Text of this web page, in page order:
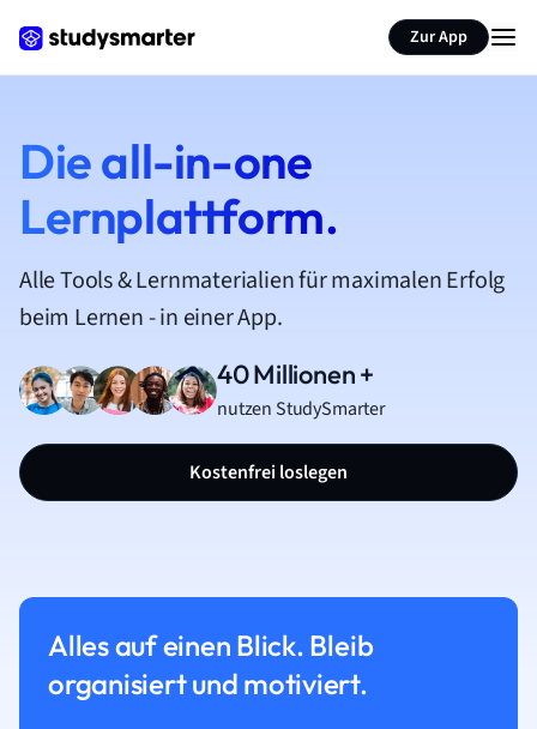
Zur App
Die all-in-one
Lernplattform.
Alle Tools & Lernmaterialien für maximalen Erfolg
beim Lernen - in einer App.
40 Millionen +
nutzen StudySmarter
Kostenfrei loslegen
Alles auf einen Blick. Bleib
organisiert und motiviert.